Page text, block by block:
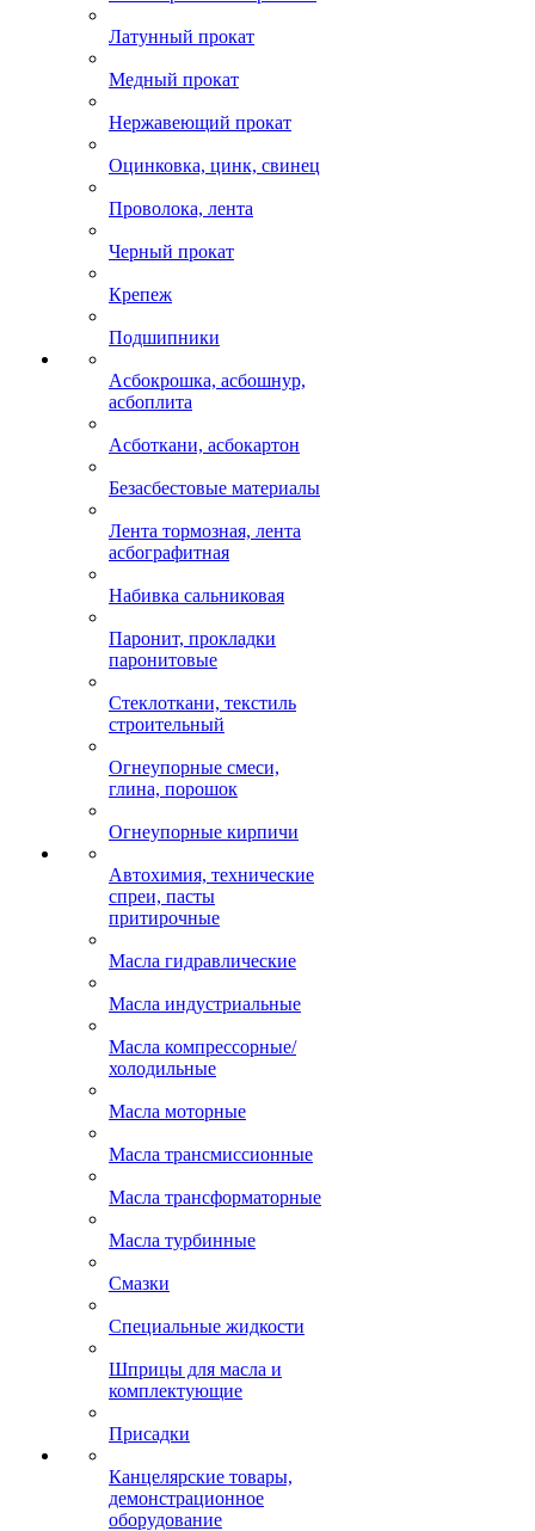
Латунный прокат
Медный прокат
Нержавеющий прокат
Оцинковка, цинк, свинец
Проволока, лента
Черный прокат
Крепеж
Подшипники
Асбокрошка, асбошнур,
асбоплита
Асботкани, асбокартон
Безасбестовые материалы
Лента тормозная, лента
асбографитная
Набивка сальниковая
Паронит, прокладки
паронитовые
Стеклоткани, текстиль
строительный
Огнеупорные смеси,
глина, порошок
Огнеупорные кирпичи
Автохимия, технические
спреи, пасты
притирочные
Масла гидравлические
Масла индустриальные
Масла компрессорные/
холодильные
Масла моторные
Масла трансмиссионные
Масла трансформаторные
Масла турбинные
Смазки
Специальные жидкости
Шприцы для масла и
комплектующие
Присадки
Канцелярские товары,
демонстрационное
оборудование